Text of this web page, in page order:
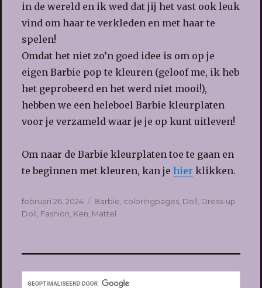
in de wereld en ik wed dat jij het vast ook leuk
vind om haar te verkleden en met haar te
spelen!
Omdat het niet zo’n goed idee is om op je
eigen Barbie pop te kleuren (geloof me, ik heb
het geprobeerd en het werd niet mooi!),
hebben we een heleboel Barbie kleurplaten
voor je verzameld waar je je op kunt uitleven!
Om naar de Barbie kleurplaten toe te gaan en
te beginnen met kleuren, kan je hier klikken.
Geplaatst
op
februari 26, 2024 Tags
Barbie coloringpages, Doll Dress-up
Doll Fashion Ken Mattel